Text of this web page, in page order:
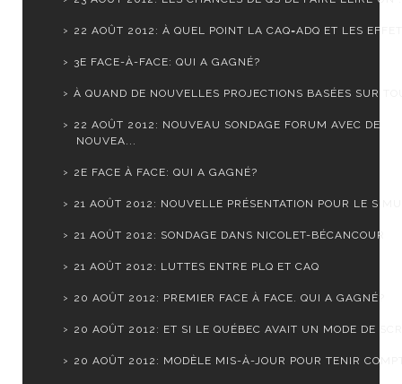
22 AOÛT 2012: À QUEL POINT LA CAQ=ADQ ET LES
3E FACE-À-FACE: QUI A GAGNÉ?
À QUAND DE NOUVELLES PROJECTIONS BASÉES SUR
22 AOÛT 2012: NOUVEAU SONDAGE FORUM AVEC DE
NOUVEA...
2E FACE À FACE: QUI A GAGNÉ?
21 AOÛT 2012: NOUVELLE PRÉSENTATION POUR LE
21 AOÛT 2012: SONDAGE DANS NICOLET-BÉCANCOUR
21 AOÛT 2012: LUTTES ENTRE PLQ ET CAQ
20 AOÛT 2012: PREMIER FACE À FACE. QUI A GAGNÉ?
20 AOÛT 2012: ET SI LE QUÉBEC AVAIT UN MODE DE
20 AOÛT 2012: MODÈLE MIS-À-JOUR POUR TENIR